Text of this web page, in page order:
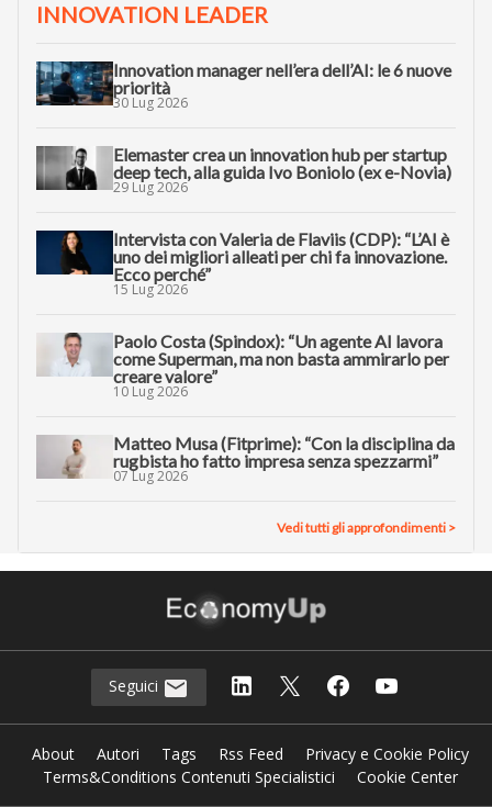
INNOVATION LEADER
Innovation manager nell’era dell’AI: le 6 nuove
priorità
30 Lug 2026
Elemaster crea un innovation hub per startup
deep tech, alla guida Ivo Boniolo (ex e-Novia)
29 Lug 2026
Intervista con Valeria de Flaviis (CDP): “L’AI è
uno dei migliori alleati per chi fa innovazione.
Ecco perché”
15 Lug 2026
Paolo Costa (Spindox): “Un agente AI lavora
come Superman, ma non basta ammirarlo per
creare valore”
10 Lug 2026
Matteo Musa (Fitprime): “Con la disciplina da
rugbista ho fatto impresa senza spezzarmi”
07 Lug 2026
Vedi tutti gli approfondimenti >
Seguici
About Autori Tags Rss Feed
Privacy e Cookie Policy
Terms&Conditions Contenuti Specialistici
Cookie Center